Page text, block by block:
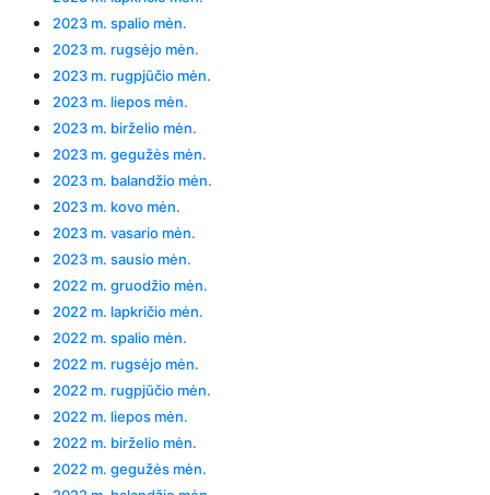
2023 m. spalio mėn.
2023 m. rugsėjo mėn.
2023 m. rugpjūčio mėn.
2023 m. liepos mėn.
2023 m. birželio mėn.
2023 m. gegužės mėn.
2023 m. balandžio mėn.
2023 m. kovo mėn.
2023 m. vasario mėn.
2023 m. sausio mėn.
2022 m. gruodžio mėn.
2022 m. lapkričio mėn.
2022 m. spalio mėn.
2022 m. rugsėjo mėn.
2022 m. rugpjūčio mėn.
2022 m. liepos mėn.
2022 m. birželio mėn.
2022 m. gegužės mėn.